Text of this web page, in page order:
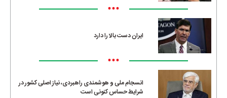
•••
ایران دست بالا را دارد
•••
انسجام ملی و هوشمندی راهبردی، نیاز اصلی کشور در
شرایط حساس کنونی است